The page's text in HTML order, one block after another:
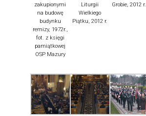
zakupionymi
na budowę
budynku
remizy, 1972r.,
fot. z księgi
pamiątkowej
OSP Mazury
Liturgii
Wielkiego
Piątku, 2012 r.
Grobie, 2012 r.